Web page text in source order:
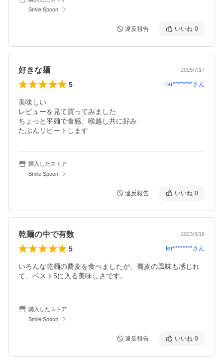
Smile Spoon
違反報告 いいね 0
好きな麺 2025/7/17
5 rar********さん
美味しい
レビューを見て買ってみました
ちょっと平麺で食感、喉越し共に好み
たぶんリピートします
購入したストア
Smile Spoon
違反報告 いいね 0
乾麺の中で有数 2023/3/16
5 ter********さん
いろんな乾麺の蕎麦を食べましたが、蕎麦の風味も感じれ
て、ベスト5に入る美味しさです。
購入したストア
Smile Spoon
違反報告 いいね 0